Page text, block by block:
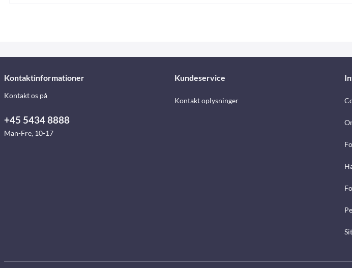
Kontaktinformationer
Kontakt os på
+45 5434 8888
Man-Fre, 10-17
Kundeservice
Kontakt oplysninger